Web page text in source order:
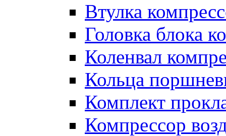
Втулка
Головка блока
Коленвал
Кольца
Комплект
Компрессор